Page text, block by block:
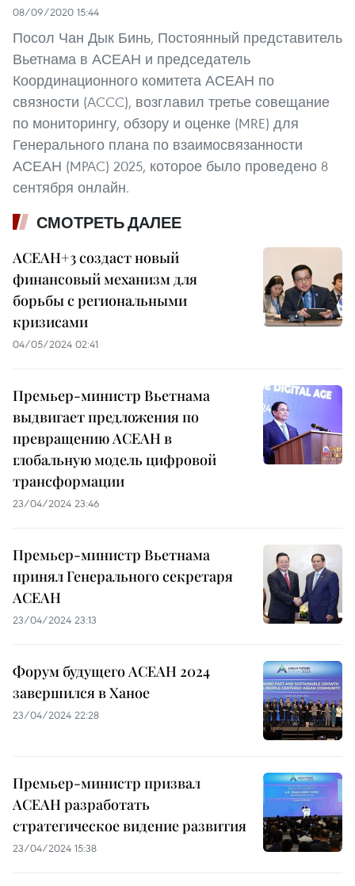
08/09/2020 15:44
Посол Чан Дык Бинь, Постоянный представитель
Вьетнама в АСЕАН и председатель
Координационного комитета АСЕАН по
связности (ACCC), возглавил третье совещание
по мониторингу, обзору и оценке (MRE) для
Генерального плана по взаимосвязанности
АСЕАН (MPAC) 2025, которое было проведено 8
сентября онлайн.
СМОТРЕТЬ ДАЛЕЕ
АСЕАН+3 создаст новый
финансовый механизм для
борьбы с региональными
кризисами
04/05/2024 02:41
Премьер-министр Вьетнама
выдвигает предложения по
превращению АСЕАН в
глобальную модель цифровой
трансформации
23/04/2024 23:46
Премьер-министр Вьетнама
принял Генерального секретаря
АСЕАН
23/04/2024 23:13
Форум будущего АСЕАН 2024
завершился в Ханое
23/04/2024 22:28
Премьер-министр призвал
АСЕАН разработать
стратегическое видение развития
23/04/2024 15:38